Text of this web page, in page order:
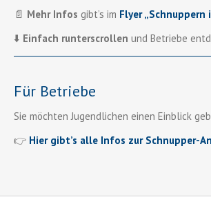
📄 Mehr Infos gibt’s im Flyer „Schnuppern
⬇️ Einfach runterscrollen und Betriebe
Für Betriebe
Sie möchten Jugendlichen einen Einblick
👉 Hier gibt’s alle Infos zur Schnupper-